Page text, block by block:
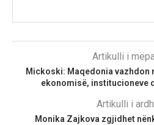
Artikulli i
Mickoski: Maqedonia
ekonomisë, institucioneve
Artikulli i
Monika Zajkova zgjidhet